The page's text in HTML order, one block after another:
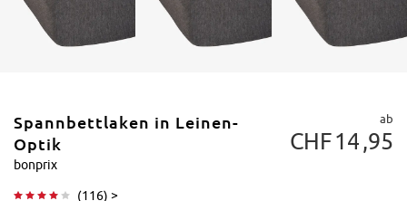
Spannbettlaken in Leinen-
Optik
bonprix
(116) >
ab
CHF14 95